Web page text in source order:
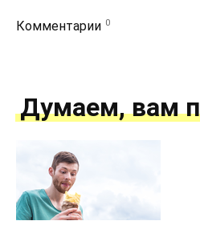
Комментарии 0
Думаем, вам